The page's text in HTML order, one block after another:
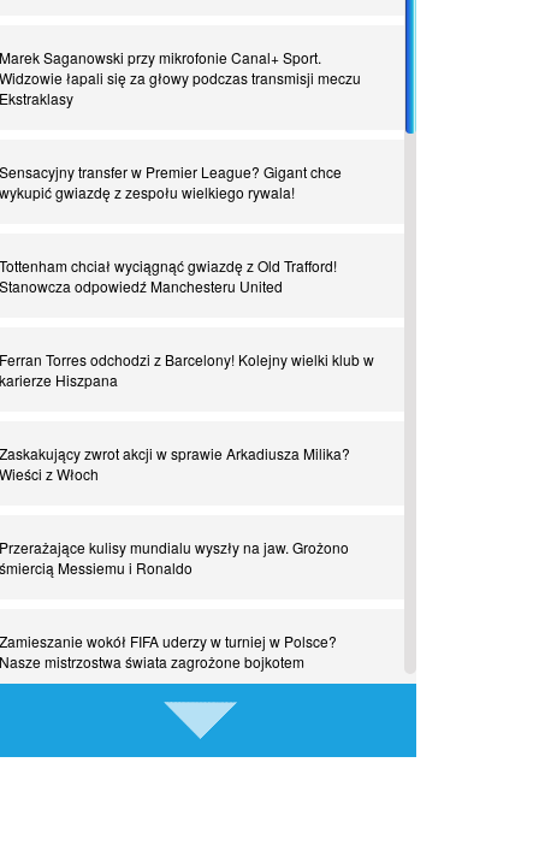
Piłkarz z numerem 47. Phil Foden i inne przypadki
Spadkowicze z Serie A. Komu powiemy ciao?
Chłopak z pizzerii. Kim był zmarły Mino Raiola?
Manchester United. Czy magik z Holandii odczaruje
przeklętą drużynę?
Puyol i Piqué. Piłkarskie duety, za którymi tęsknimy.
Część III
Finansowa rewolucja na San Siro. Czy powstanie nowa
potęga?
Marek Saganowski przy mikrofonie Canal+ Sport.
Widzowie łapali się za głowy podczas transmisji meczu
Ekstraklasy
Sensacyjny transfer w Premier League? Gigant chce
wykupić gwiazdę z zespołu wielkiego rywala!
Tottenham chciał wyciągnąć gwiazdę z Old Trafford!
Stanowcza odpowiedź Manchesteru United
Ferran Torres odchodzi z Barcelony! Kolejny wielki klub w
karierze Hiszpana
Zaskakujący zwrot akcji w sprawie Arkadiusza Milika?
Wieści z Włoch
Przerażające kulisy mundialu wyszły na jaw. Grożono
śmiercią Messiemu i Ronaldo
Zamieszanie wokół FIFA uderzy w turniej w Polsce?
Nasze mistrzostwa świata zagrożone bojkotem
Szykuje się wielki transfer z udziałem Romelu Lukaku!
Turecki gigant wkracza do gry